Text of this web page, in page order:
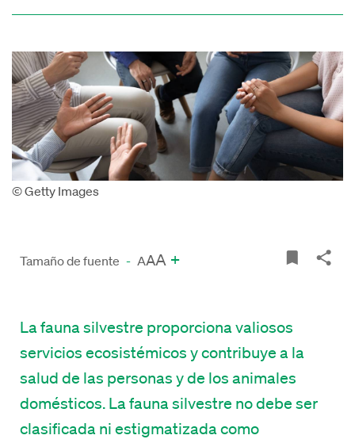
© Getty Images
Tamaño de fuente - AAA +
La fauna silvestre proporciona valiosos
servicios ecosistémicos y contribuye a la
salud de las personas y de los animales
domésticos. La fauna silvestre no debe ser
clasificada ni estigmatizada como